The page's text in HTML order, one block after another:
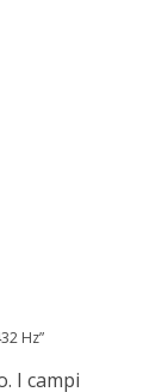
Hz”
I campi